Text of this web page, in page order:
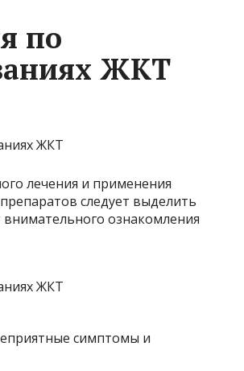
по
ЖКТ
лечения и применения
следует выделить
ознакомления
симптомы и